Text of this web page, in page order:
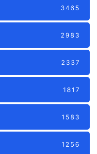
3465
2983
2337
1817
1583
1256